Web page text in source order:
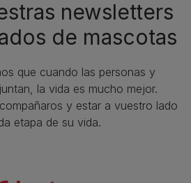
newsletters
de mascotas​
que cuando las personas y
la vida es mucho mejor.
y estar a vuestro lado
etapa de su vida.​